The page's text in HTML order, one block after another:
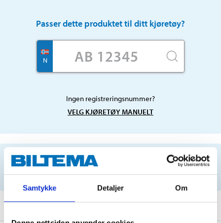
Samtykke Detaljer Om
Passer dette produktet til ditt kjøretøy?
N
Ingen registreringsnummer?
VELG KJØRETØY MANUELT
Viktig informasjon ved søk etter reservedeler ved
hjelp av registreringsnummer, og
serviceanbefalinger.